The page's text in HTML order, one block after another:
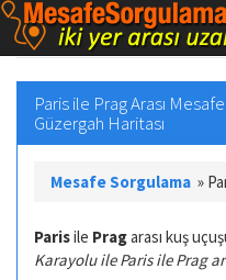
Paris ile Prag Arası
Güzergah Haritası
Mesafe Sorgulama »
Parisile Pragarası kuş
Karayolu ile Paris ile Prag